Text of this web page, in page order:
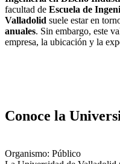
facultad de Escuela de
Valladolid suele estar en
anuales. Sin embargo, este
empresa, la ubicación y la
Conoce la
Organismo: Público